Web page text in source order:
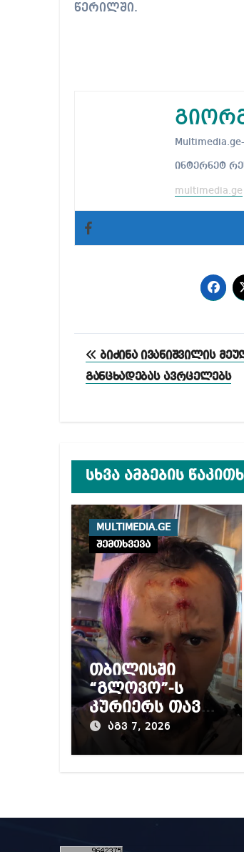
წერილში.
ინტერნეტ
multimedia.ge
პოსტის
ნავიგაცია
ბიძინა ივანიშვილის
განცხადებას ავრცელებს
სხვა ამბების
MULTIMEDIA.GE
შემთხვევა
თბილისში
“გლოვო”-ს
კურიერს თავს
დაესხნენ
აგვ 7, 2026